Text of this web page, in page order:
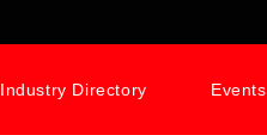
Industry Directory Events